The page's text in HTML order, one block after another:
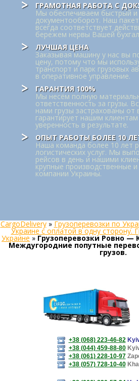
ГРАМОТНАЯ РАБОТА С
Мы обеспечиваем быстрый и
документооборот. Наш
всегда соответствует
бережем нервы Вашей
ЛУЧШАЯ ЦЕНА
Заказывая машину у нас вы
цену, потому что мы
транспорт и парк грузовых
в оперативное управление.
ГАРАНТИЯ 100%
Мы несём полную
ответственность за грузы.
нами грузы застрахованы от
гарантирует нашим
уверенность в результате.
ОПЫТ РАБОТЫ БОЛЕЕ 10
Наша команда более 10 лет
логистических услуг. Мы
рейсов в день и нашими
крупные производственные
компании Украины.
CargoDelivery»Грузоперевозки по
Украине с оплатой в одну сторону.
Украине»Грузоперевозки Ровно —
Междугородние попутные
грузов.
+38 (068) 223-46-82
+38 (044) 459-88-80
+38 (061) 228-10-97
+38 (057) 728-10-40